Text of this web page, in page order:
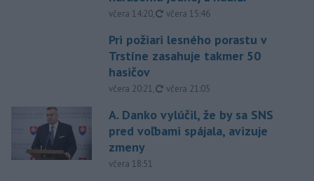
včera 14:20, aktualizované
včera 15:46
Pri požiari lesného porastu v
Trstíne zasahuje takmer 50
hasičov
včera 20:21, aktualizované
včera 21:05
A. Danko vylúčil, že by sa SNS
pred voľbami spájala, avizuje
zmeny
včera 18:51